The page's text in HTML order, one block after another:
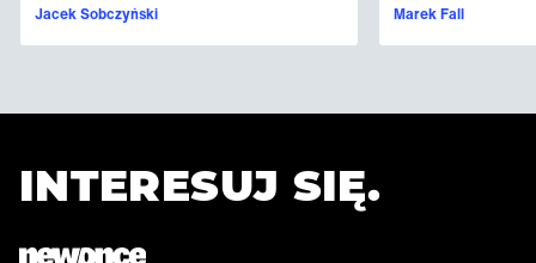
Jacek Sobczyński
Marek Fall
INTERESUJ SIĘ.